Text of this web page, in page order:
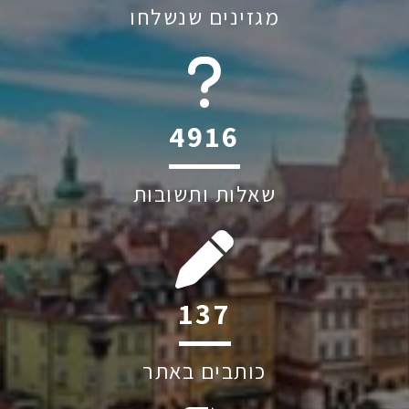
מגזינים שנשלחו
6044
שאלות ותשובות
243
כותבים באתר